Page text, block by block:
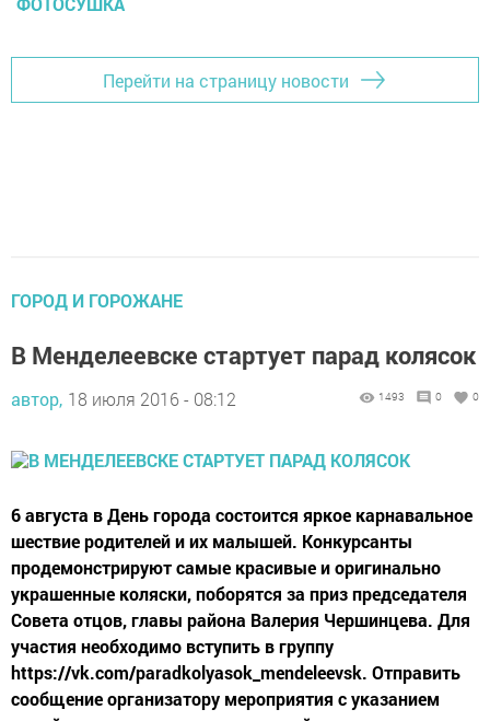
Перейти на страницу новости
ГОРОД И ГОРОЖАНЕ
В Менделеевске стартует парад колясок
автор, 18 июля 2016 - 08:12 1493 0 0
6 августа в День города состоится яркое карнавальное
шествие родителей и их малышей. Конкурсанты
продемонстрируют самые красивые и оригинально
украшенные коляски, поборятся за приз председателя
Совета отцов, главы района Валерия Чершинцева. Для
участия необходимо вступить в группу
https://vk.com/paradkolyasok_mendeleevsk. Отправить
сообщение организатору мероприятия с указанием